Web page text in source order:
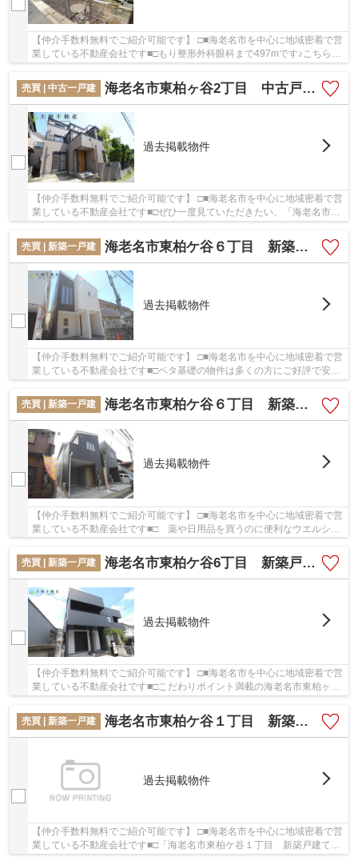
【仲介手数料無料でご紹介可能です】 □■海老名市を中心に地域密着で営
業している不動産会社です■□もり整形外科眼科まで497mです♪こちらの
売買 | 中古一戸建
海老名市東柏ヶ谷2丁目 中古戸建て 【仲介手数料無料】
過去掲載物件
【仲介手数料無料でご紹介可能です】 □■海老名市を中心に地域密着で営
業している不動産会社です■□ぜひ一度見ていただきたい、「海老名市東
売買 | 新築一戸建
海老名市東柏ケ谷６丁目 新築戸建て 全２棟 【仲介手数料無料】
過去掲載物件
【仲介手数料無料でご紹介可能です】 □■海老名市を中心に地域密着で営
業している不動産会社です■□ベタ基礎の物件は多くの方にご好評で安全
性が高いので安心です◎物件から駅まで徒歩10...
売買 | 新築一戸建
海老名市東柏ケ谷６丁目 新築戸建て 全２棟 【仲介手数料無料】
過去掲載物件
【仲介手数料無料でご紹介可能です】 □■海老名市を中心に地域密着で営
業している不動産会社です■□ 薬や日用品を買うのに便利なウエルシア
売買 | 新築一戸建
海老名市東柏ケ谷6丁目 新築戸建て 全２棟 【仲介手数料無料】
過去掲載物件
【仲介手数料無料でご紹介可能です】 □■海老名市を中心に地域密着で営
業している不動産会社です■□こだわりポイント満載の海老名市東柏ヶ谷
売買 | 新築一戸建
海老名市東柏ケ谷１丁目 新築戸建て 全１棟
過去掲載物件
【仲介手数料無料でご紹介可能です】 □■海老名市を中心に地域密着で営
業している不動産会社です■□「海老名市東柏ケ谷１丁目 新築戸建て